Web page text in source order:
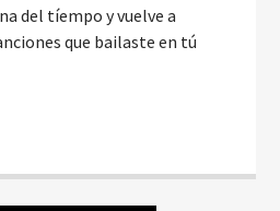
del tíempo y vuelve a
que bailaste en tú